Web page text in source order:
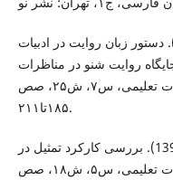
اﻟﯿﺎس و ﻋﺰﯾﺰی، ﻟﯿﺪا. (139۴). دﺳﺘﻮر زﺑﺎن رواﯾﺖ در ادﺑﯿﺎت
رواﯾﺖ ﺷﻨﻮ در ﻣﻨﺎﻇﺮات
ﭘﺮوﯾﻦ اﻋﺘﺼﺎﻣﯽ)، ﭘﮋوﻫﺸﻨﺎﻣﻪ‌ی ادﺑﯿﺎت ﺗﻌﻠﯿﻤﯽ، س۷، ش۲۵، صص
۱۸۵تا۲۱۱.
وﻓﺎﯾﯽ، ﻋﺒﺎس‌علی و آﻗﺎﺑﺎﺑﺎﯾﯽ، ﺳﻤﯿﻪ. (1392). ﺑﺮرﺳﯽ ﮐﺎرﮐﺮد ﺗﻤﺜﯿﻞ در
آﺛﺎر ادﺑﯽ ﺗﻌﻠﯿﻤﯽ، ﭘﮋوﻫﺸﻨﺎﻣﻪ‌ی ادﺑﯿﺎت ﺗﻌﻠﯿﻤﯽ، س۵، ش۱۸، صص